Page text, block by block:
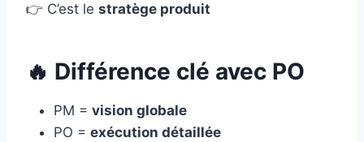
👉 C’est le stratège produit
🔥 Différence clé avec PO
PM = vision globale
PO = exécution détaillée